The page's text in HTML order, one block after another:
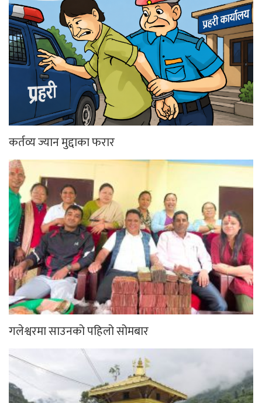
कर्तव्य ज्यान मुद्दाका फरार
गलेश्वरमा साउनको पहिलो सोमबार